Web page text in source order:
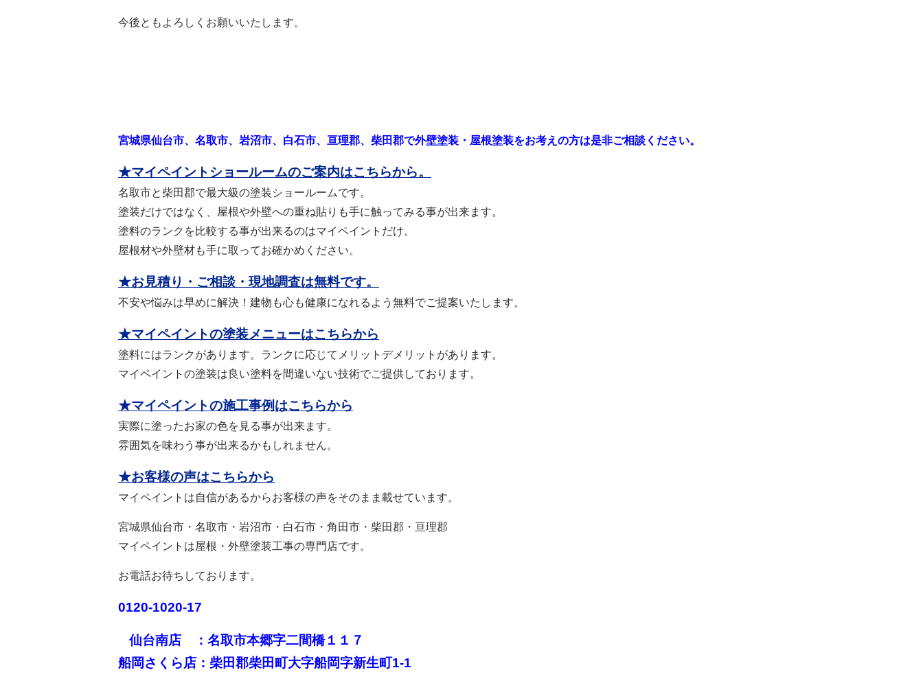
今後ともよろしくお願いいたします。
宮城県仙台市、名取市、岩沼市、白石市、亘理郡、柴田郡で外壁塗装・屋根塗装をお考えの方は是非ご相談ください。
★マイペイントショールームのご案内はこちらから。
名取市と柴田郡で最大級の塗装ショールームです。
塗装だけではなく、屋根や外壁への重ね貼りも手に触ってみる事が出来ます。
塗料のランクを比較する事が出来るのはマイペイントだけ。
屋根材や外壁材も手に取ってお確かめください。
★お見積り・ご相談・現地調査は無料です。
不安や悩みは早めに解決！建物も心も健康になれるよう無料でご提案いたします。
★マイペイントの塗装メニューはこちらから
塗料にはランクがあります。ランクに応じてメリットデメリットがあります。
マイペイントの塗装は良い塗料を間違いない技術でご提供しております。
★マイペイントの施工事例はこちらから
実際に塗ったお家の色を見る事が出来ます。
雰囲気を味わう事が出来るかもしれません。
★お客様の声はこちらから
マイペイントは自信があるからお客様の声をそのまま載せています。
宮城県仙台市・名取市・岩沼市・白石市・角田市・柴田郡・亘理郡
マイペイントは屋根・外壁塗装工事の専門店です。
お電話お待ちしております。
0120-1020-17
仙台南店 ：名取市本郷字二間橋１１７
船岡さくら店：柴田郡柴田町大字船岡字新生町1-1